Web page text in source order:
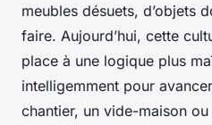
meubles désuets, d’objets
faire. Aujourd’hui, cette
place à une logique plus
intelligemment pour
chantier, un vide-maison